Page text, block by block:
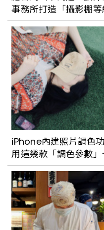
事務所打造「攝影棚
度！
iPhone內建照片調色
用這幾款「調色參數
調